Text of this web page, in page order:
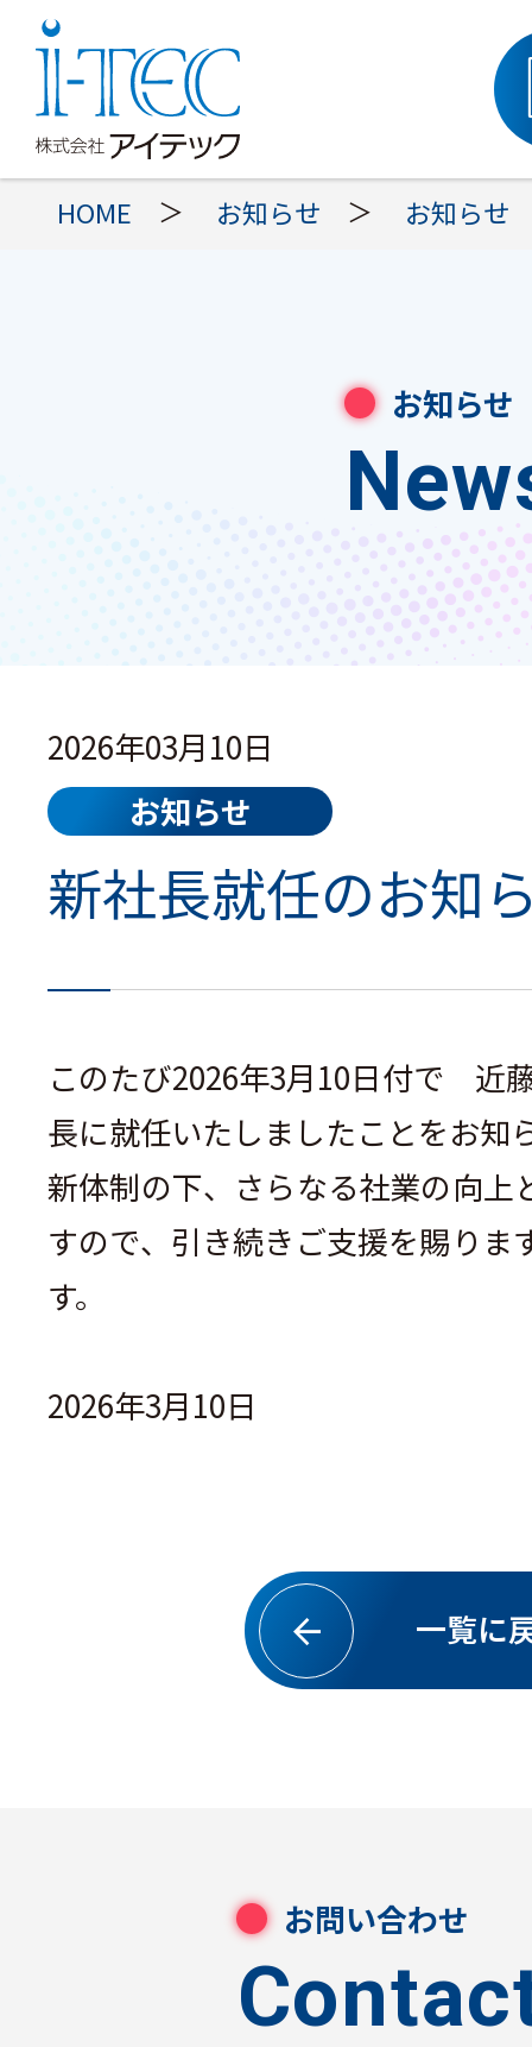
HOME ＞ お知らせ ＞ お知らせ
お知らせ
2026年03月10日
お知らせ
新社長就任のお知
このたび2026年3月10日付で 近
長に就任いたしましたことをお知
新体制の下、さらなる社業の向上
すので、引き続きご支援を賜りま
す。
2026年3月10日
一覧に
お問い合わせ